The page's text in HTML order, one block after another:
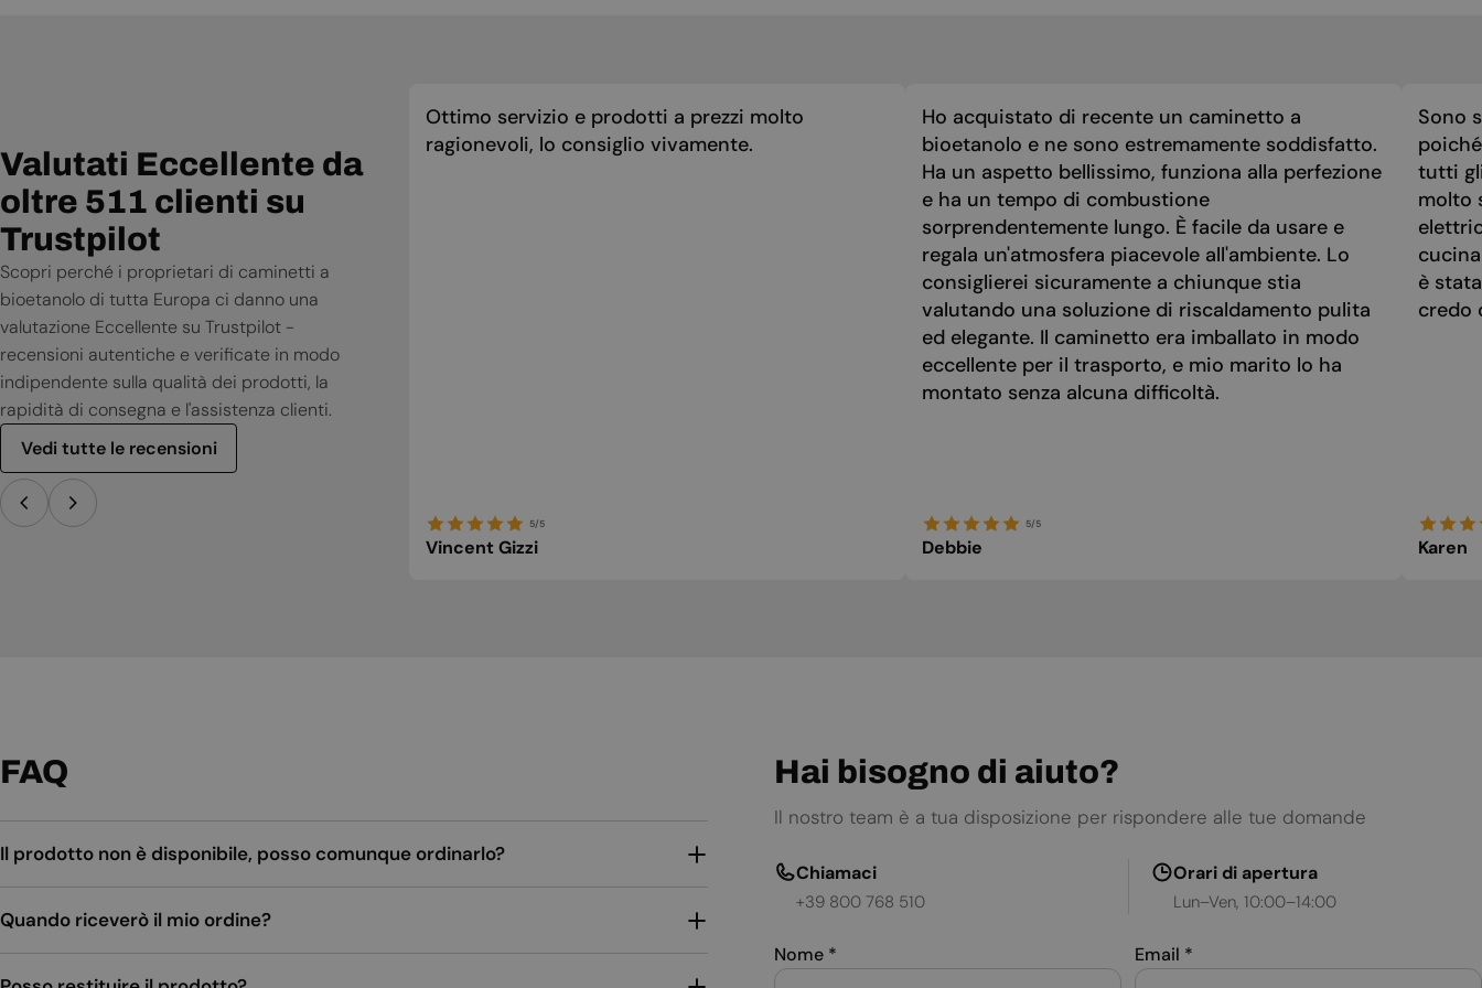
Valutati Eccellente da
oltre 511 clienti su
Trustpilot
Scopri perché i proprietari di caminetti a
bioetanolo di tutta Europa ci danno una
valutazione Eccellente su Trustpilot -
recensioni autentiche e verificate in modo
indipendente sulla qualità dei prodotti, la
rapidità di consegna e l'assistenza clienti.
Vedi tutte le recensioni
Ottimo servizio e prodotti a prezzi molto
ragionevoli, lo consiglio vivamente.
5/5
Vincent Gizzi
Ho acquistato di recente un caminetto a
bioetanolo e ne sono estremamente soddisfatto.
Ha un aspetto bellissimo, funziona alla perfezione
e ha un tempo di combustione
sorprendentemente lungo. È facile da usare e
regala un'atmosfera piacevole all'ambiente. Lo
consiglierei sicuramente a chiunque stia
valutando una soluzione di riscaldamento pulita
ed elegante. Il caminetto era imballato in modo
eccellente per il trasporto, e mio marito lo ha
montato senza alcuna difficoltà.
5/5
Debbie
Sono
tutti
molto
è
credo
Karen
FAQ
Il prodotto non è disponibile, posso comunque ordinarlo?
Quando riceverò il mio ordine?
Hai bisogno di aiuto?
Il nostro team è a tua disposizione per rispondere alle tue domande
Chiamaci
+39 800 768 510
Orari di apertura
Lun–Ven, 10:00–14:00
Nome * Email *
PORTUGUESE
ROMANIAN
RUSSIAN
SERBIAN
SLOVAK
SLOVENIAN
SPANISH
SWEDISH